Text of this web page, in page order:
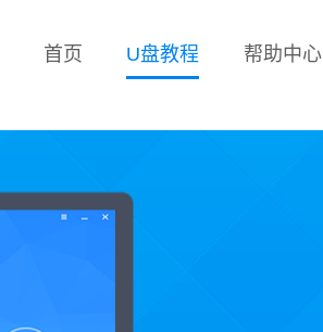
首页 U盘教程 帮助中心